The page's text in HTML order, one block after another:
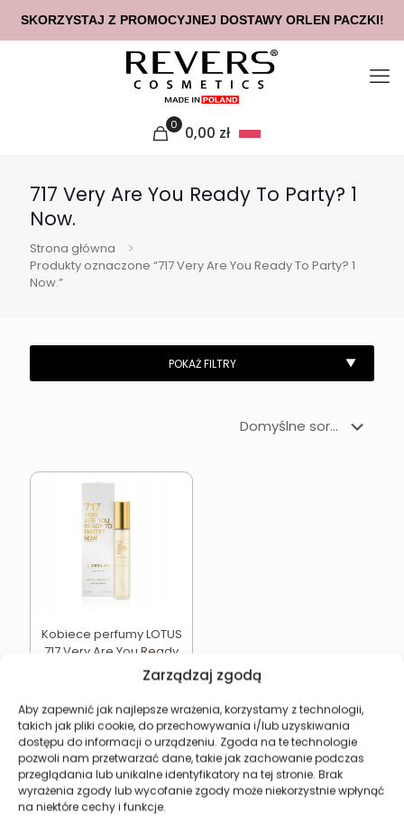
Zarządzaj zgodą
Aby zapewnić jak najlepsze wrażenia, korzystamy z technologii,
takich jak pliki cookie, do przechowywania i/lub uzyskiwania
dostępu do informacji o urządzeniu. Zgoda na te technologie
pozwoli nam przetwarzać dane, takie jak zachowanie podczas
przeglądania lub unikalne identyfikatory na tej stronie. Brak
wyrażenia zgody lub wycofanie zgody może niekorzystnie wpłynąć
na niektóre cechy i funkcje.
0 0,00 zł
717 Very Are You Ready To Party? 1
Now.
Strona główna
Produkty oznaczone “717 Very Are You Ready To Party? 1
Now.”
Kobiece perfumy LOTUS
717 Very Are You Ready
To Party? Now
Dodaj do koszyka
Revers Cosmetics
SKORZYSTAJ Z PROMOCYJNEJ DOSTAWY ORLEN PACZKI!